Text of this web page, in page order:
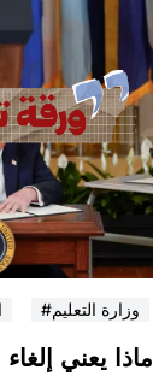
#وزارة التعليم
ماذا يعني